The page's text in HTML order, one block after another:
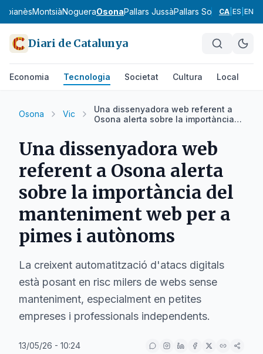
MoianèsMontsiàNogueraOsonaPallars JussàPallars SobiràPla
CA ES EN
Diari de Catalunya
Economia Tecnologia Societat Cultura Local
Osona Vic
Una dissenyadora web referent a
Osona alerta sobre la importància
Una dissenyadora web
referent a Osona alerta
sobre la importància del
manteniment web per a
pimes i autònoms
La creixent automatització d'atacs digitals
està posant en risc milers de webs sense
manteniment, especialment en petites
empreses i professionals independents.
13/05/26 - 10:24